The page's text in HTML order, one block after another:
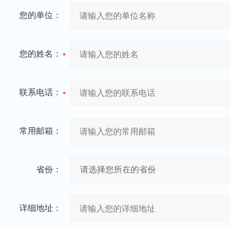
您的单位：
您的姓名：
联系电话：
常用邮箱：
省份：
详细地址：